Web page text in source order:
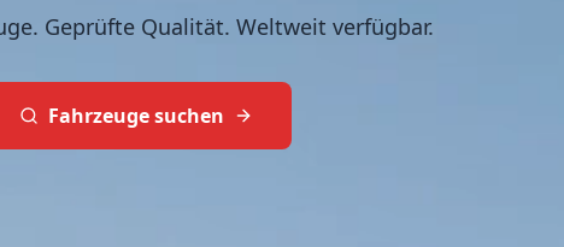
Geprüfte Qualität. Weltweit verfügbar.
Fahrzeuge suchen